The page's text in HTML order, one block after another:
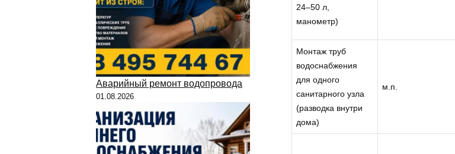
24–50 л,
манометр)
Монтаж труб
водоснабжения
для одного
санитарного узла
(разводка внутри
дома)
м.п.
Аварийный ремонт водопровода
01.08.2026